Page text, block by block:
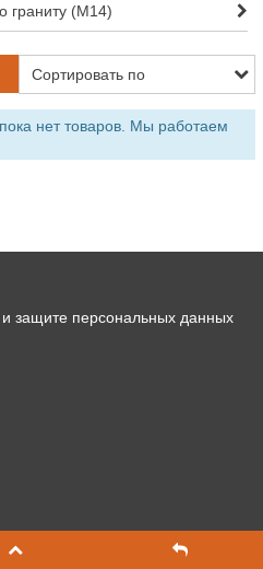
граниту (М14)
нет товаров. Мы работаем
защите персональных данных